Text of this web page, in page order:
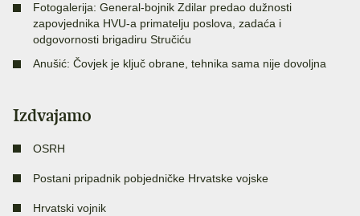
Fotogalerija: General-bojnik Zdilar predao dužnosti
zapovjednika HVU-a primatelju poslova, zadaća i
odgovornosti brigadiru Stručiću
Anušić: Čovjek je ključ obrane, tehnika sama nije dovoljna
Izdvajamo
OSRH
Postani pripadnik pobjedničke Hrvatske vojske
Hrvatski vojnik